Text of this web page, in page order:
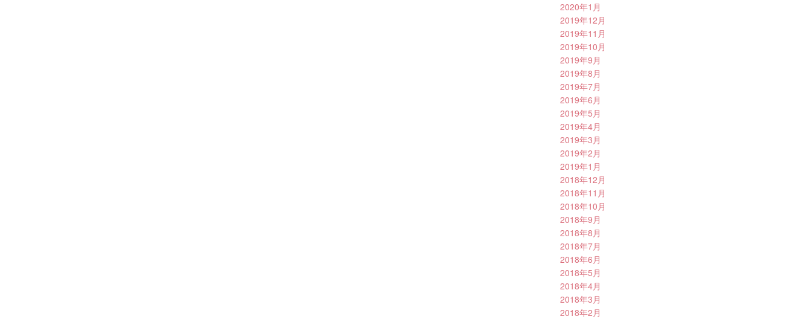
2020年1月
2019年12月
2019年11月
2019年10月
2019年9月
2019年8月
2019年7月
2019年6月
2019年5月
2019年4月
2019年3月
2019年2月
2019年1月
2018年12月
2018年11月
2018年10月
2018年9月
2018年8月
2018年7月
2018年6月
2018年5月
2018年4月
2018年3月
2018年2月